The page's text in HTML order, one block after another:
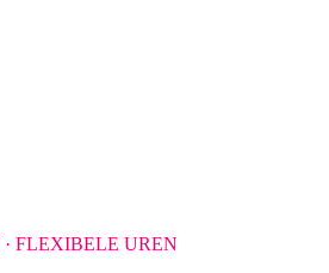
FLEXIBELE UREN